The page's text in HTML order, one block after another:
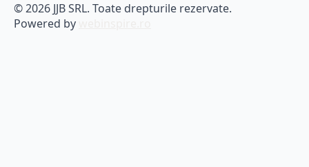
© 2026 JJB SRL. Toate drepturile rezervate.
Powered by